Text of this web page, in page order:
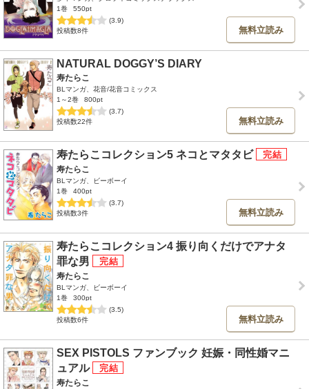
1巻
550pt
(3.9)
投稿数8件
無料立読み
NATURAL DOGGY’S DIARY
寿たらこ
BLマンガ、花音/花音コミックス
1～2巻
800pt
(3.7)
投稿数22件
無料立読み
寿たらこコレクション5 ネコとマタタビ
寿たらこ
BLマンガ、ビーボーイ
1巻
400pt
(3.7)
投稿数3件
無料立読み
寿たらこコレクション4 振り向くだけでアナタ
罪な男
寿たらこ
BLマンガ、ビーボーイ
1巻
300pt
(3.5)
投稿数6件
無料立読み
SEX PISTOLS ファンブック 妊娠・同性婚マニ
ュアル
寿たらこ